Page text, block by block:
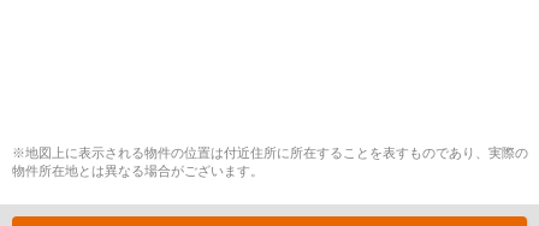
※地図上に表示される物件の位置は付近住所に所在することを表すものであり、実際の
物件所在地とは異なる場合がございます。